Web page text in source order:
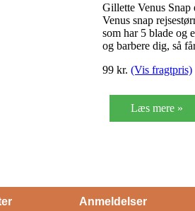
Gillette Venus Snap
Venus snap
som har 5 blade og
og barbere dig, så
99 kr. (Vis fragtpris)
Læs mere »
Anmeldelser